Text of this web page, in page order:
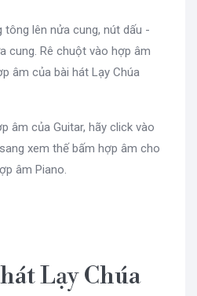
lên nửa cung, nút dấu -
cung. Rê chuột vào hợp âm
âm của bài hát Lạy Chúa
âm của Guitar, hãy click vào
xem thế bấm hợp âm cho
âm Piano.
Lạy Chúa